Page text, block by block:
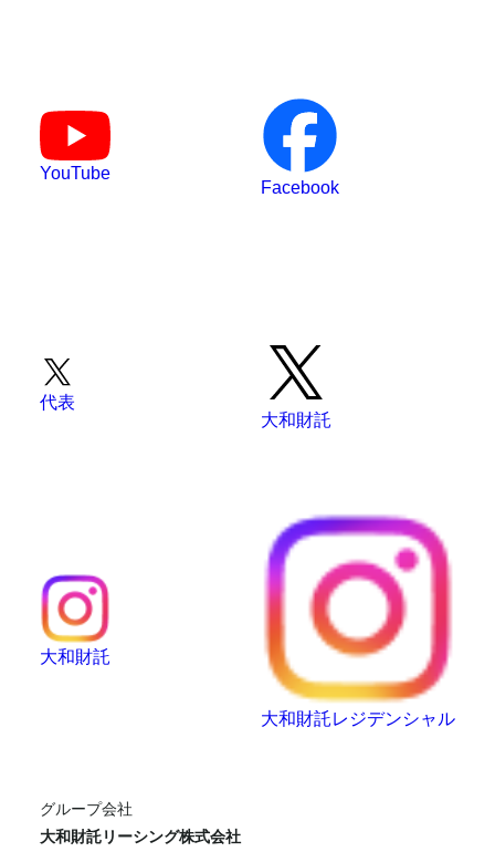
YouTube
Facebook
代表
大和財託
大和財託
大和財託レジデンシャル
グループ会社
大和財託リーシング株式会社